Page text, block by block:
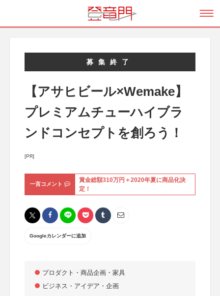
募集終了
【アサヒビール×Wemake】
プレミアムチューハイブラ
ンドコンセプトを創ろう！
[PR]
一言コメント
賞金総額310万円＋2020年夏に商品化決
定！
Googleカレンダーに追加
プロダクト・商品企画・家具
ビジネス・アイデア・企画